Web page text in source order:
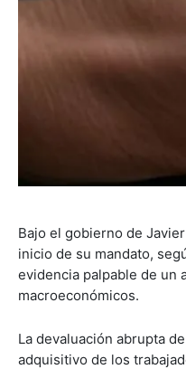
Bajo el gobierno de
inicio de su mandato,
evidencia palpable de un
macroeconómicos.
La devaluación abrupta
adquisitivo de los